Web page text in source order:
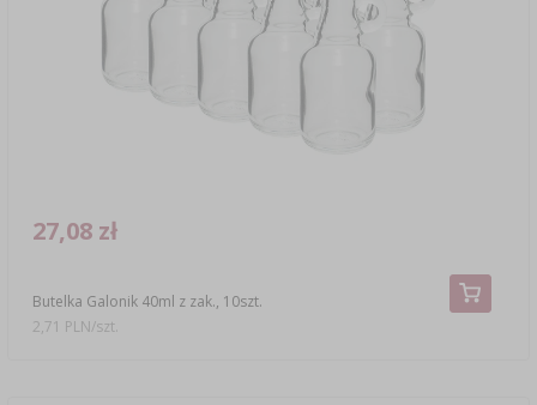
Butelka Galonik 40ml z zak., 10szt.
27,08 zł
2,71 PLN/szt.